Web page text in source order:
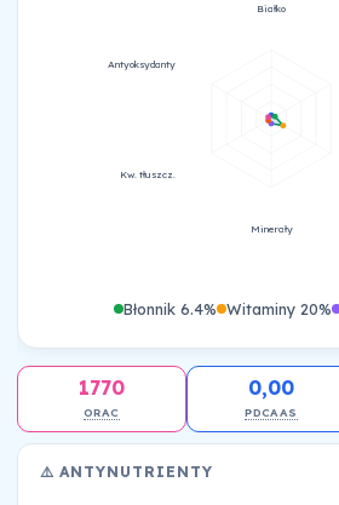
Białko
Minerały
Kw. tłuszcz.
Antyoksydanty
Błonnik 6.4% Witaminy 20%
1770
ORAC
0,00
PDCAAS
⚠️ ANTYNUTRIENTY